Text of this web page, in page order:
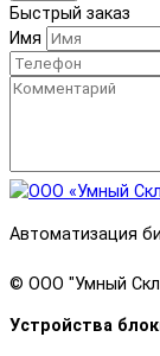
Быстрый заказ
Имя
Автоматизация
© OOO "Умный
Устройства